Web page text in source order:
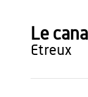
Le
etreux